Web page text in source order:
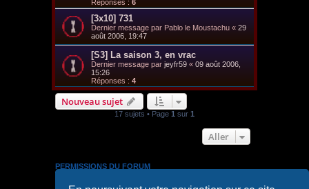
Réponses : 6
[3x10] 731
Dernier message par Pablo le Moustachu « 29
août 2006, 19:47
[S3] La saison 3, en vrac
Dernier message par jeyfr59 « 09 août 2006,
15:26
Réponses : 4
Nouveau sujet
17 sujets • Page 1 sur 1
Aller
PERMISSIONS DU FORUM